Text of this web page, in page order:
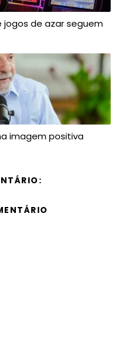
jogos de azar seguem
imagem positiva